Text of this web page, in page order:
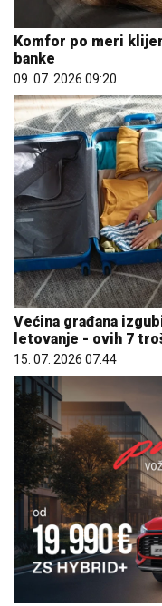
Komfor po meri
banke
09. 07. 2026 09:20
Većina građana
letovanje - ovih 7
15. 07. 2026 07:44